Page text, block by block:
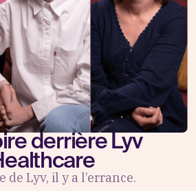
derrière Lyv
de Lyv, il y a l’errance.